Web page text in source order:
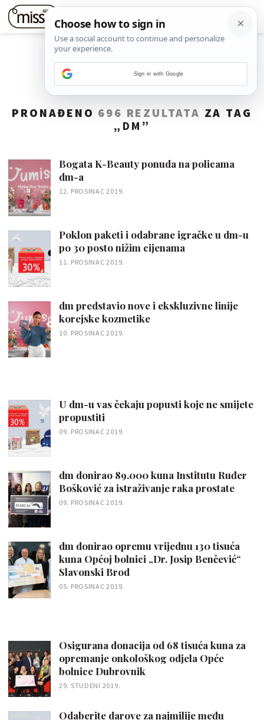
PRONAĐENO 696 REZULTATA ZA TAG
„ DM ”
Bogata K-Beauty ponuda na policama
dm-a
12. PROSINAC 2019.
Poklon paketi i odabrane igračke u dm-u
po 30 posto nižim cijenama
11. PROSINAC 2019.
dm predstavio nove i ekskluzivne linije
korejske kozmetike
10. PROSINAC 2019.
U dm-u vas čekaju popusti koje ne smijete
propustiti
09. PROSINAC 2019.
dm donirao 89.000 kuna Institutu Ruđer
Bošković za istraživanje raka prostate
09. PROSINAC 2019.
dm donirao opremu vrijednu 130 tisuća
kuna Općoj bolnici „Dr. Josip Benčević“
Slavonski Brod
05. PROSINAC 2019.
Osigurana donacija od 68 tisuća kuna za
opremanje onkološkog odjela Opće
bolnice Dubrovnik
29. STUDENI 2019.
Odaberite darove za najmilije među
Sign in with Google